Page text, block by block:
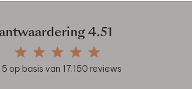
4.51
5 op basis van 17.150 reviews